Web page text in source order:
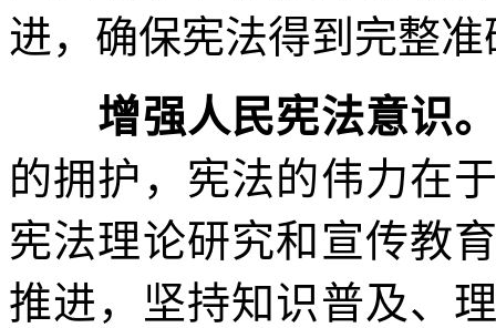
进，确保宪法得到完整
增强人民宪法意识
的拥护，宪法的伟力在
宪法理论研究和宣传教
推进，坚持知识普及、